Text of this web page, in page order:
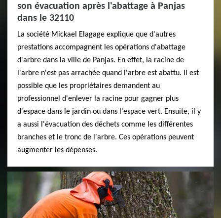
son évacuation après l'abattage à Panjas
dans le 32110
La société Mickael Elagage explique que d'autres
prestations accompagnent les opérations d'abattage
d'arbre dans la ville de Panjas. En effet, la racine de
l'arbre n'est pas arrachée quand l'arbre est abattu. Il est
possible que les propriétaires demandent au
professionnel d'enlever la racine pour gagner plus
d'espace dans le jardin ou dans l'espace vert. Ensuite, il y
a aussi l'évacuation des déchets comme les différentes
branches et le tronc de l'arbre. Ces opérations peuvent
augmenter les dépenses.